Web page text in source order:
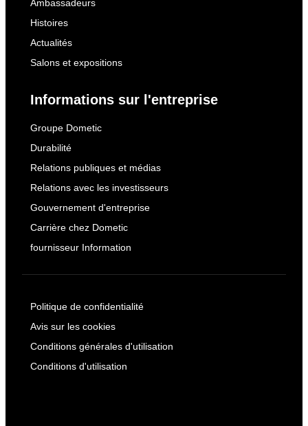
Ambassadeurs
Histoires
Actualités
Salons et expositions
Informations sur l'entreprise
Groupe Dometic
Durabilité
Relations publiques et médias
Relations avec les investisseurs
Gouvernement d'entreprise
Carrière chez Dometic
fournisseur Information
Politique de confidentialité
Avis sur les cookies
Conditions générales d'utilisation
Conditions d'utilisation